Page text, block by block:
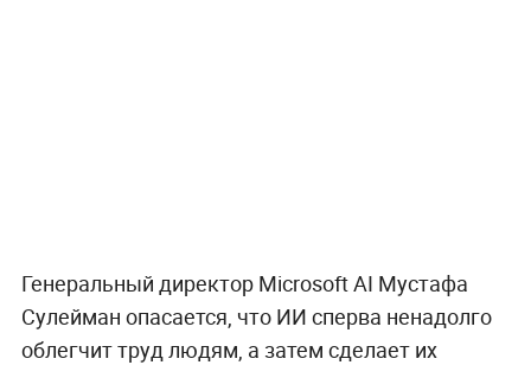
Генеральный директор Microsoft AI Мустафа
Сулейман опасается, что ИИ сперва ненадолго
облегчит труд людям, а затем сделает их